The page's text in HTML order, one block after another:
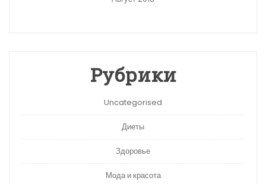
Рубрики
Uncategorised
Диеты
Здоровье
Мода и красота